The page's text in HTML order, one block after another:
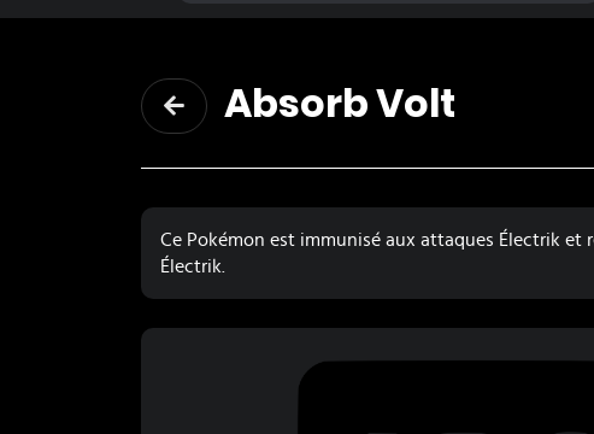
Absorb Volt
Ce Pokémon est immunisé aux attaques Électrik
Électrik.